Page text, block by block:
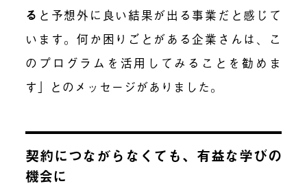
る と予想外に良い結果が出る事業だと感じて
います。何か困りごとがある企業さんは、こ
のプログラムを活用してみることを勧めま
す」とのメッセージがありました。
契約につながらなくても、有益な学びの
機会に